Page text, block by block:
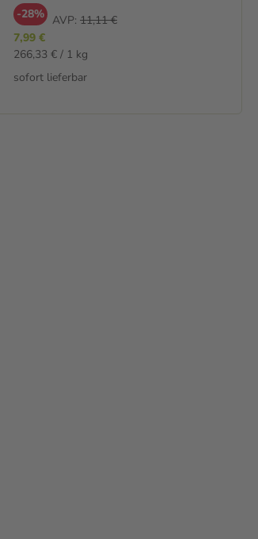
-28% AVP: 11,11 €
7,99 €
266,33 € / 1 kg
sofort lieferbar